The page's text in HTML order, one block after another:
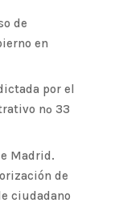
de
en
por el
nº 33
Madrid.
de
ciudadano